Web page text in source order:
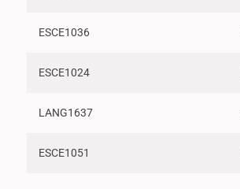
ESCE1036
ESCE1024
LANG1637
ESCE1051